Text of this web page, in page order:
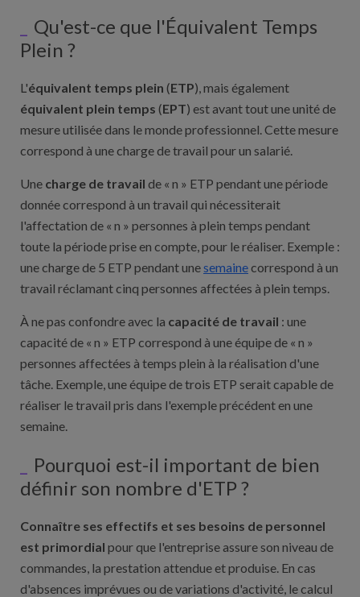
Qu'est-ce que l'Équivalent Temps
Plein ?
L'équivalent temps plein (ETP), mais également
équivalent plein temps (EPT) est avant tout une unité de
mesure utilisée dans le monde professionnel. Cette mesure
correspond à une charge de travail pour un salarié.
Une charge de travail de « n » ETP pendant une période
donnée correspond à un travail qui nécessiterait
l'affectation de « n » personnes à plein temps pendant
toute la période prise en compte, pour le réaliser. Exemple :
une charge de 5 ETP pendant unesemainecorrespond à un
travail réclamant cinq personnes affectées à plein temps.
À ne pas confondre avec la capacité de travail : une
capacité de « n » ETP correspond à une équipe de « n »
personnes affectées à temps plein à la réalisation d'une
tâche. Exemple, une équipe de trois ETP serait capable de
réaliser le travail pris dans l'exemple précédent en une
semaine.
Pourquoi est-il important de bien
définir son nombre d'ETP ?
Connaître ses effectifs et ses besoins de personnel
est primordial pour que l'entreprise assure son niveau de
commandes, la prestation attendue et produise. En cas
d'absences imprévues ou de variations d'activité, le calcul